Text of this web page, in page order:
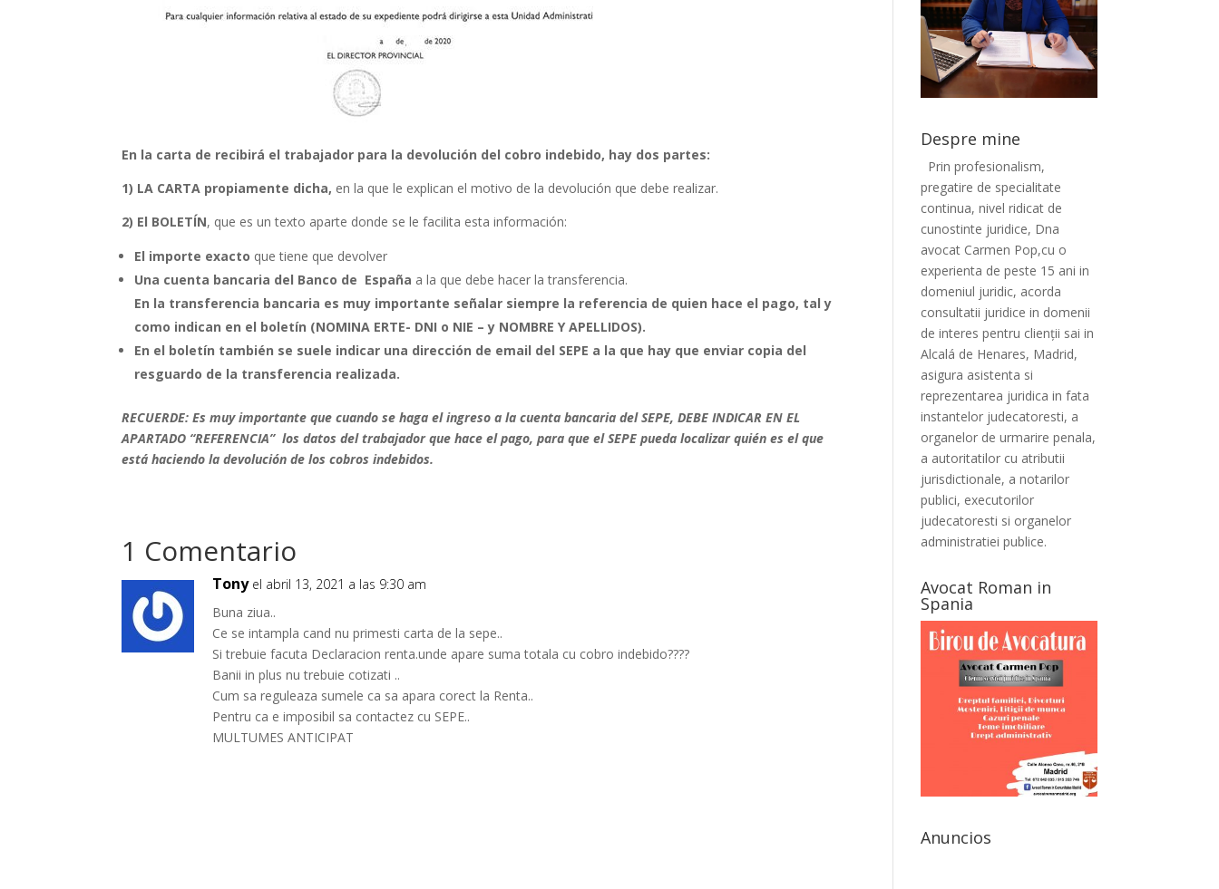
En la carta de recibirá el trabajador para la devolución del cobro indebido, hay dos partes:
1) LA CARTA propiamente dicha, en la que le explican el motivo de la devolución que debe realizar.
2) El BOLETÍN, que es un texto aparte donde se le facilita esta información:
El importe exacto que tiene que devolver
Una cuenta bancaria del Banco de España a la que debe hacer la transferencia.
En la transferencia bancaria es muy importante señalar siempre la referencia de quien hace el pago, tal y
como indican en el boletín (NOMINA ERTE- DNI o NIE – y NOMBRE Y APELLIDOS).
En el boletín también se suele indicar una dirección de email del SEPE a la que hay que enviar copia del
resguardo de la transferencia realizada.
RECUERDE: Es muy importante que cuando se haga el ingreso a la cuenta bancaria del SEPE, DEBE INDICAR EN EL
APARTADO “REFERENCIA” los datos del trabajador que hace el pago, para que el SEPE pueda localizar quién es el que
está haciendo la devolución de los cobros indebidos.
1 Comentario
Tony el abril 13, 2021 a las 9:30 am
Buna ziua..
Ce se intampla cand nu primesti carta de la sepe..
Si trebuie facuta Declaracion renta.unde apare suma totala cu cobro indebido????
Banii in plus nu trebuie cotizati ..
Cum sa reguleaza sumele ca sa apara corect la Renta..
Pentru ca e imposibil sa contactez cu SEPE..
MULTUMES ANTICIPAT
Despre mine
Prin profesionalism,
pregatire de specialitate
continua, nivel ridicat de
cunostinte juridice, Dna
avocat Carmen Pop,cu o
experienta de peste 15 ani in
domeniul juridic, acorda
consultatii juridice in domenii
de interes pentru clienții sai in
Alcalá de Henares, Madrid,
asigura asistenta si
reprezentarea juridica in fata
instantelor judecatoresti, a
organelor de urmarire penala,
a autoritatilor cu atributii
jurisdictionale, a notarilor
publici, executorilor
judecatoresti si organelor
administratiei publice.
Avocat Roman in
Spania
Anuncios